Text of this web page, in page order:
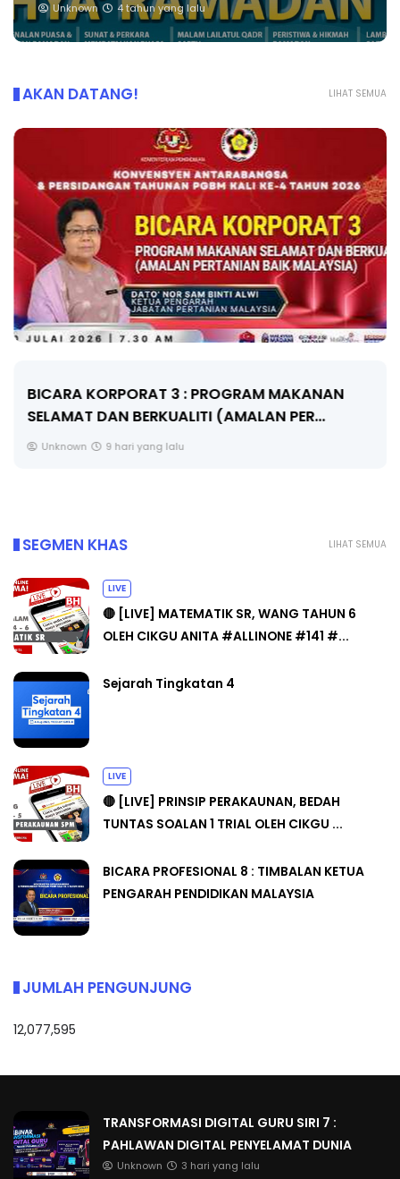
Unknown 4 tahun yang lalu
LIHAT SEMUA
AKAN DATANG!
BICARA KORPORAT 3 : PROGRAM MAKANAN
SELAMAT DAN BERKUALITI (AMALAN PER...
Unknown 9 hari yang lalu
LIHAT SEMUA
SEGMEN KHAS
LIVE
🔴 [LIVE] MATEMATIK SR, WANG TAHUN 6
OLEH CIKGU ANITA #ALLINONE #141 #...
Sejarah Tingkatan 4
LIVE
🔴 [LIVE] PRINSIP PERAKAUNAN, BEDAH
TUNTAS SOALAN 1 TRIAL OLEH CIKGU ...
BICARA PROFESIONAL 8 : TIMBALAN KETUA
PENGARAH PENDIDIKAN MALAYSIA
JUMLAH PENGUNJUNG
12,077,595
TRANSFORMASI DIGITAL GURU SIRI 7 :
PAHLAWAN DIGITAL PENYELAMAT DUNIA
Unknown 3 hari yang lalu